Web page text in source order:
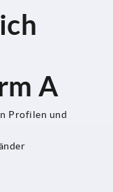
A
Profilen und